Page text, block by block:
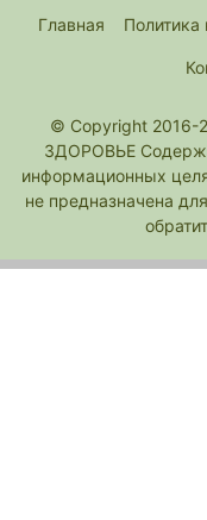
Главная Политика
© Copyright 2016-
ЗДОРОВЬЕ
информационных
не предназначена